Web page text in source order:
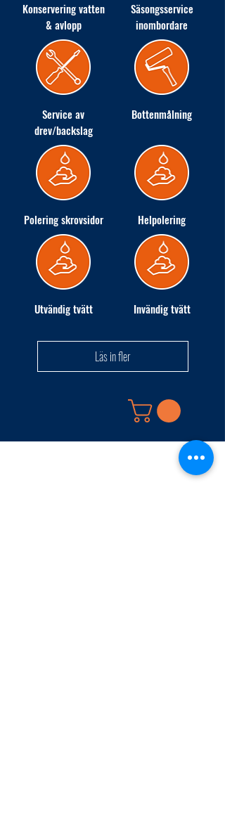
Konservering vatten
& avlopp
Säsongsservice
inombordare
Service av
drev/backslag
Bottenmålning
Polering skrovsidor Helpolering
Utvändig tvätt Invändig tvätt
Läs in fler